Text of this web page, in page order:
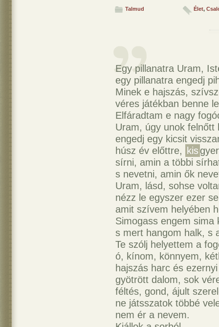
Talmud Élet,
Egy pillanatra Uram,
egy pillanatra engedj
Minek e hajszás,
véres játékban benne
Elfáradtam e nagy
Uram, úgy unok felnőtt
engedj egy kicsit
húsz év előttre,
kis
sírni, amin a többi
s nevetni, amin ők
Uram, lásd, sohse
nézz le egyszer ezer
amit szívem helyében
Simogass engem sima
s mert hangom halk, s
Te szólj helyettem a
ó, kínom, könnyem,
hajszás harc és
gyötrött dalom, sok
féltés, gond, ájult
ne játsszatok többé
nem ér a nevem.